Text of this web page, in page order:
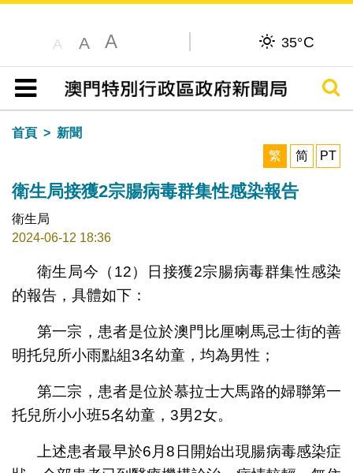
A A A 35°C
目錄
搜尋
首頁
新聞
繁
简 PT
衛生局接獲2宗腸病毒群集性感染報告
衛生局
2024-06-12 18:36
衛生局今（12）日接獲2宗腸病毒群集性感染
的報告，具體如下：
第一宗，患者是位於澳門比厘喇馬忌士街的善
明托兒所小雨點組3名幼童，均為男性；
第二宗，患者是位於慕拉士大馬路的婦聯第一
托兒所小小班5名幼童，3男2女。
上述患者最早於6月8日開始出現腸病毒感染症